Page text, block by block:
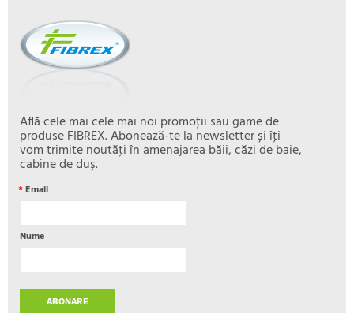
Află cele mai cele mai noi promoţii sau game de
produse FIBREX. Abonează-te la newsletter și îţi
vom trimite noutăţi în amenajarea băii, căzi de baie,
cabine de duș.
*Email
Nume
ABONARE